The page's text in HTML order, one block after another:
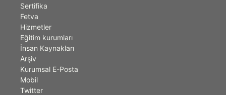
Sertifika
Fetva
Hizmetler
Eğitim kurumları
İnsan Kaynakları
Arşiv
Kurumsal E-Posta
Mobil
Twitter